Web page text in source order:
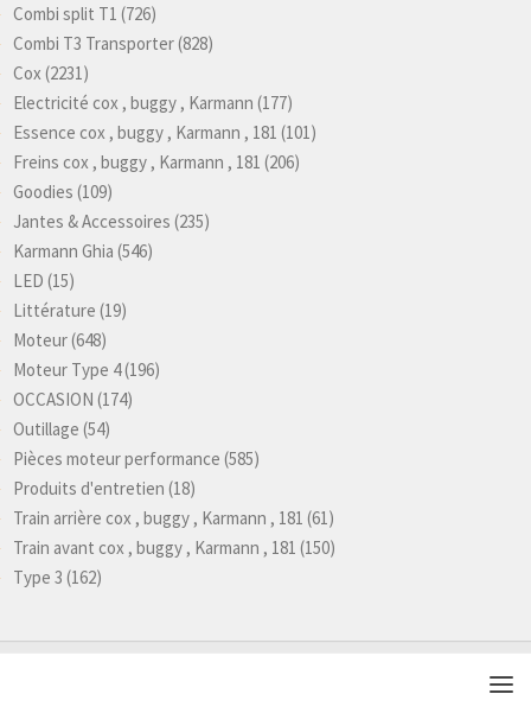
Combi split T1 (726)
Combi T3 Transporter(828)
Cox(2231)
Electricité cox , buggy , Karmann (177)
Essence cox , buggy , Karmann , 181 (101)
Freins cox , buggy , Karmann , 181 (206)
Goodies (109)
Jantes & Accessoires (235)
Karmann Ghia (546)
LED (15)
Littérature (19)
Moteur(648)
Moteur Type 4(196)
OCCASION (174)
Outillage (54)
Pièces moteur performance (585)
Produits d'entretien (18)
Train arrière cox , buggy , Karmann , 181 (61)
Train avant cox , buggy , Karmann , 181 (150)
Type 3 (162)